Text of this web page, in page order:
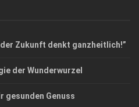
Zukunft denkt ganzheitlich!”
der Wunderwurzel
gesunden Genuss